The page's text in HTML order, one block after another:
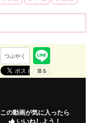
つぶやく
この動画が気に入ったら
いいねしよう！